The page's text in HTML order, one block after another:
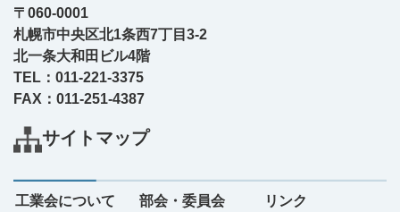
〒060-0001
札幌市中央区北1条西7丁目3-2
北一条大和田ビル4階
TEL：011-221-3375
FAX：011-251-4387
サイトマップ
工業会について 部会・委員会
リンク